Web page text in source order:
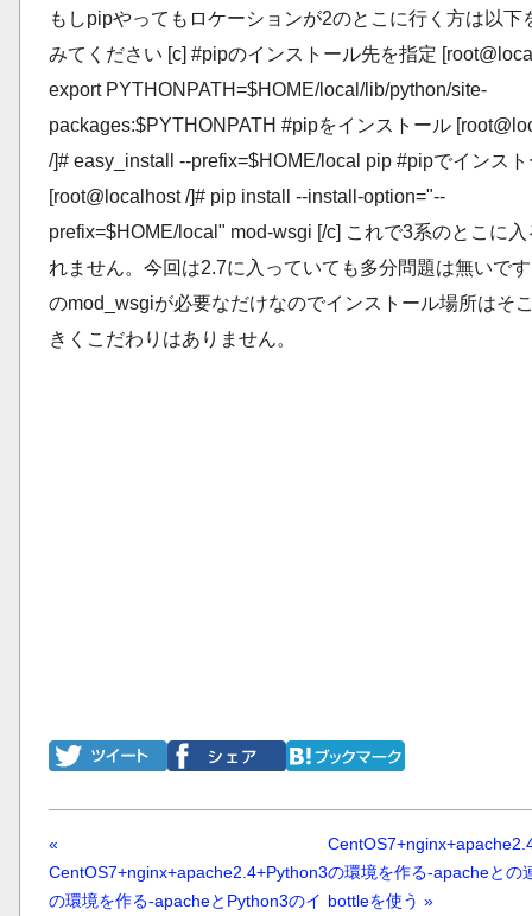
もしpipやってもロケーションが2のとこに行く方は以下
みてください [c] #pipのインストール先を指定
export PYTHONPATH=$HOME/local/lib/python/site-
packages:$PYTHONPATH #pipをインストール
/]# easy_install --prefix=$HOME/local pip #pipでインス
[root@localhost /]# pip install --install-option="--
prefix=$HOME/local" mod-wsgi [/c] これで3系のとこに
れません。今回は2.7に入っていても多分問題は無いで
のmod_wsgiが必要なだけなのでインストール場所はそ
きくこだわりはありません。
«
CentOS7+nginx+apache2.4+Python3
の環境を作る-apacheとPython3のイ
の環境を作る-apacheとの
bottleを使う »